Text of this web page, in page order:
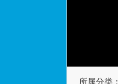
所属分类：